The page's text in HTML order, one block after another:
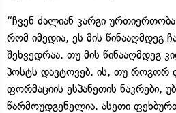
“ჩვენ ძალიან კარგი
რომ იმედია, ეს მის წინააღმდეგ
შეხვედრაა. თუ მის წინააღმდეგ
პოსტს დავტოვებ. ის, თუ როგორ
ფორმაციის ესპანეთის ნაკრები,
წარმოუდგენელია. ასეთი